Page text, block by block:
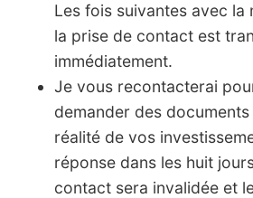
Les fois suivantes avec la
la prise de contact est
immédiatement.
Je vous recontacterai
demander des
réalité de vos
réponse dans les huit
contact sera invalidée et